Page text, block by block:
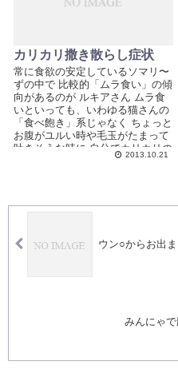
カリカリ撒き散らし症状
常に食欲の安定しているソマリ〜
ずの中で 比較的「ムラ食い」の傾
向があるのが ルキアさん ムラ食
いといっても、いわゆる猫さんの
「食べ飽き」系じゃなく ちょっと
お腹がユルい時や毛玉がたまって
吐きそうな時に 自分でカリカリの
2013.10.21
ウン○からお出
みんにゃ